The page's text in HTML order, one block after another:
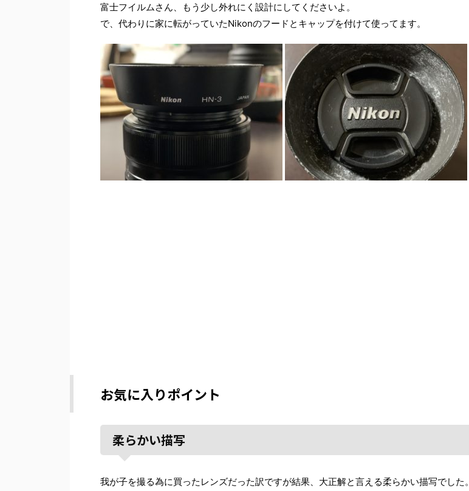
富士フイルムさん、もう少し外れにく設計にしてくださいよ。
で、代わりに家に転がっていたNikonのフードとキャップを付けて使ってます。
お気に入りポイント
柔らかい描写
我が子を撮る為に買ったレンズだった訳ですが結果、大正解と言える柔らかい描写でした。